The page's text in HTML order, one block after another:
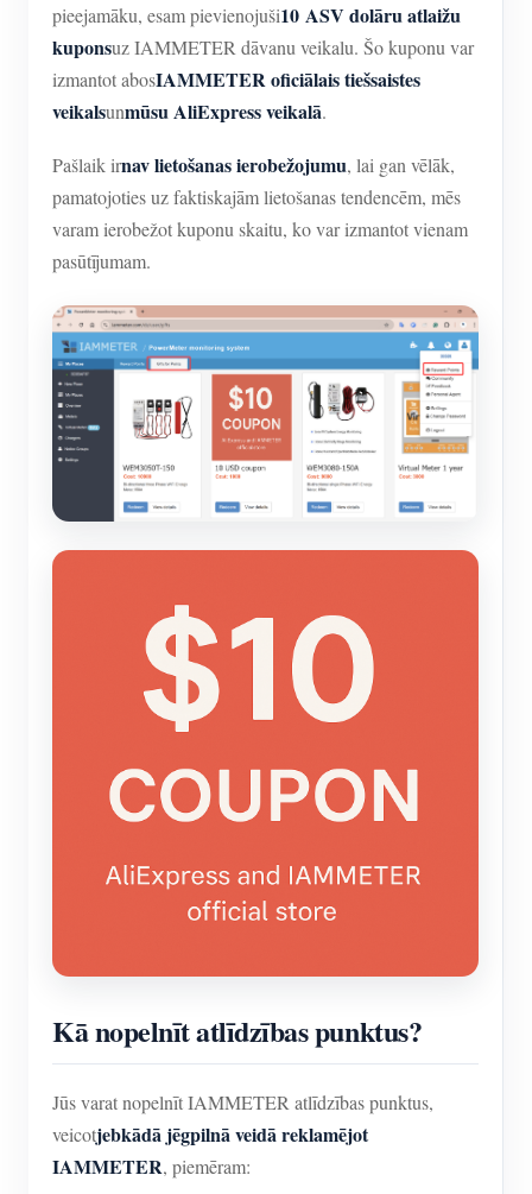
pieejamāku, esam pievienojuši10 ASV dolāru atlaižu
kuponsuz IAMMETER dāvanu veikalu. Šo kuponu var
izmantot abosIAMMETER oficiālais tiešsaistes
veikalsunmūsu AliExpress veikalā.
Pašlaik irnav lietošanas ierobežojumu, lai gan vēlāk,
pamatojoties uz faktiskajām lietošanas tendencēm, mēs
varam ierobežot kuponu skaitu, ko var izmantot vienam
pasūtījumam.
Kā nopelnīt atlīdzības punktus?
Jūs varat nopelnīt IAMMETER atlīdzības punktus,
veicotjebkādā jēgpilnā veidā reklamējot
IAMMETER, piemēram: